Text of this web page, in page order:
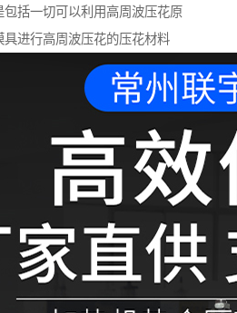
括一切可以利用高周波压花原
进行高周波压花的压花材料